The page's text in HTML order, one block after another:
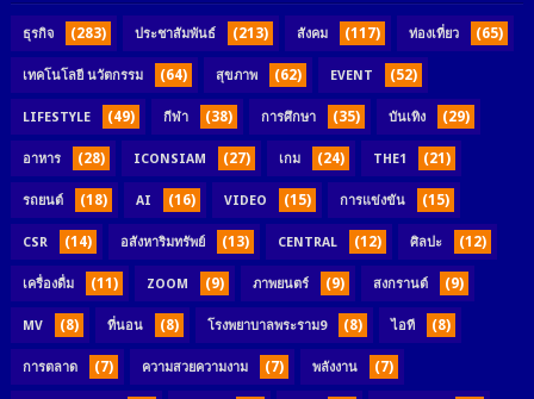
ธุรกิจ (283) ประชาสัมพันธ์ (213) สังคม (117) ท่องเที่ยว (65)
เทคโนโลยี นวัตกรรม (64) สุขภาพ (62) EVENT (52)
LIFESTYLE (49) กีฬา (38) การศึกษา (35) บันเทิง (29)
อาหาร (28) ICONSIAM (27) เกม (24) THE1 (21)
รถยนต์ (18) AI (16) VIDEO (15) การแข่งขัน (15)
CSR (14) อสังหาริมทรัพย์ (13) CENTRAL (12) ศิลปะ (12)
เครื่องดื่ม (11) ZOOM (9) ภาพยนตร์ (9) สงกรานต์ (9)
MV (8) ที่นอน (8) โรงพยาบาลพระราม9 (8) ไอที (8)
การตลาด (7) ความสวยความงาม (7) พลังงาน (7)